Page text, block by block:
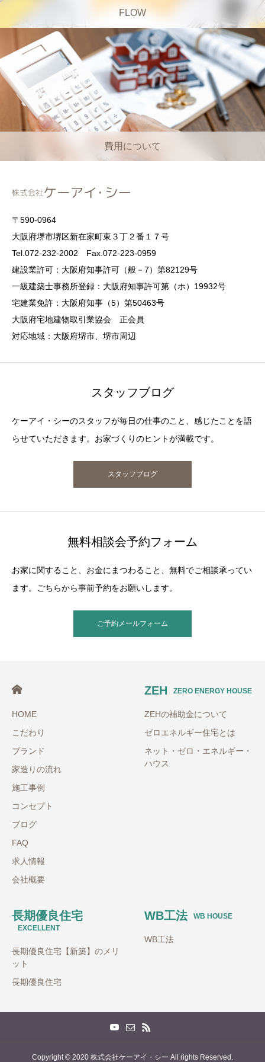
FLOW
費用について
〒590-0964
大阪府堺市堺区新在家町東３丁２番１７号
Tel.072-232-2002 Fax.072-223-0959
建設業許可：大阪府知事許可（般－7）第82129号
一級建築士事務所登録：大阪府知事許可第（ホ）19932号
宅建業免許：大阪府知事（5）第50463号
大阪府宅地建物取引業協会 正会員
対応地域：大阪府堺市、堺市周辺
スタッフブログ
ケーアイ・シーのスタッフが毎日の仕事のこと、感じたことを語
らせていただきます。お家づくりのヒントが満載です。
スタッフブログ
無料相談会予約フォーム
お家に関すること、お金にまつわること、無料でご相談承ってい
ます。ごちらから事前予約をお願いします。
ご予約メールフォーム
HOME
こだわり
ブランド
家造りの流れ
施工事例
コンセプト
ブログ
FAQ
求人情報
会社概要
ZEH ZERO ENERGY HOUSE
ZEHの補助金について
ゼロエネルギー住宅とは
ネット・ゼロ・エネルギー・
ハウス
長期優良住宅
EXCELLENT
長期優良住宅【新築】のメリ
ット
長期優良住宅
WB工法 WB HOUSE
WB工法
Copyright © 2020 株式会社ケーアイ・シー All rights Reserved.